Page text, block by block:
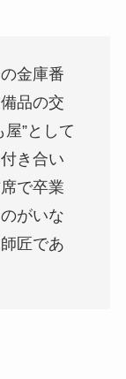
金庫番
品の交
”として
き合い
で卒業
がいな
匠であ